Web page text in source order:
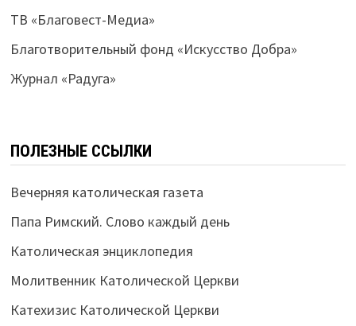
ТВ «Благовест-Медиа»
Благотворительный фонд «Искусство Добра»
Журнал «Радуга»
ПОЛЕЗНЫЕ ССЫЛКИ
Вечерняя католическая газета
Папа Римский. Слово каждый день
Католическая энциклопедия
Молитвенник Католической Церкви
Катехизис Католической Церкви